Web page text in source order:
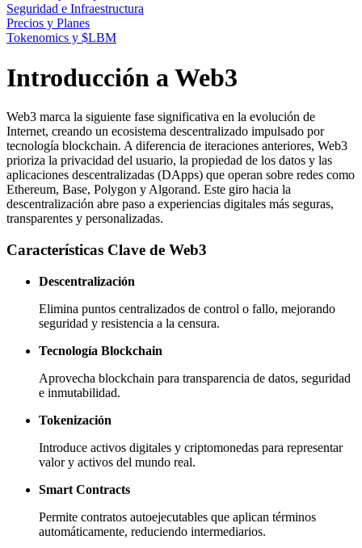
Seguridad e Infraestructura
Precios y Planes
Tokenomics y $LBM
Introducción a Web3
Web3 marca la siguiente fase significativa en la evolución de
Internet, creando un ecosistema descentralizado impulsado por
tecnología blockchain. A diferencia de iteraciones anteriores, Web3
prioriza la privacidad del usuario, la propiedad de los datos y las
aplicaciones descentralizadas (DApps) que operan sobre redes como
Ethereum, Base, Polygon y Algorand. Este giro hacia la
descentralización abre paso a experiencias digitales más seguras,
transparentes y personalizadas.
Características Clave de Web3
Descentralización
Elimina puntos centralizados de control o fallo, mejorando
seguridad y resistencia a la censura.
Tecnología Blockchain
Aprovecha blockchain para transparencia de datos, seguridad
e inmutabilidad.
Tokenización
Introduce activos digitales y criptomonedas para representar
valor y activos del mundo real.
Smart Contracts
Permite contratos autoejecutables que aplican términos
automáticamente, reduciendo intermediarios.